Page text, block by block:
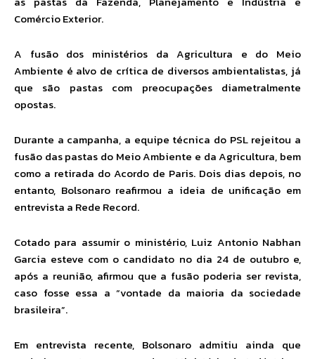
Comércio Exterior.
A fusão dos ministérios da Agricultura e do Meio
Ambiente é alvo de crítica de diversos ambientalistas, já
que são pastas com preocupações diametralmente
opostas.
Durante a campanha, a equipe técnica do PSL rejeitou a
fusão das pastas do Meio Ambiente e da Agricultura, bem
como a retirada do Acordo de Paris. Dois dias depois, no
entanto, Bolsonaro reafirmou a ideia de unificação em
entrevista a Rede Record.
Cotado para assumir o ministério, Luiz Antonio Nabhan
Garcia esteve com o candidato no dia 24 de outubro e,
após a reunião, afirmou que a fusão poderia ser revista,
caso fosse essa a “vontade da maioria da sociedade
brasileira”.
Em entrevista recente, Bolsonaro admitiu ainda que